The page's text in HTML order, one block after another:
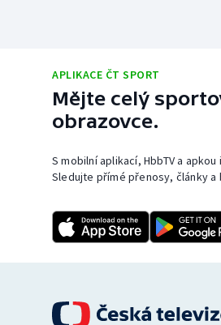
APLIKACE ČT SPORT
Mějte celý
obrazovce.
S mobilní aplikací, HbbTV a
Sledujte přímé přenosy, články